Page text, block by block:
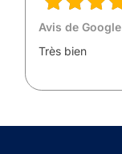
Avis de Google
Très bien